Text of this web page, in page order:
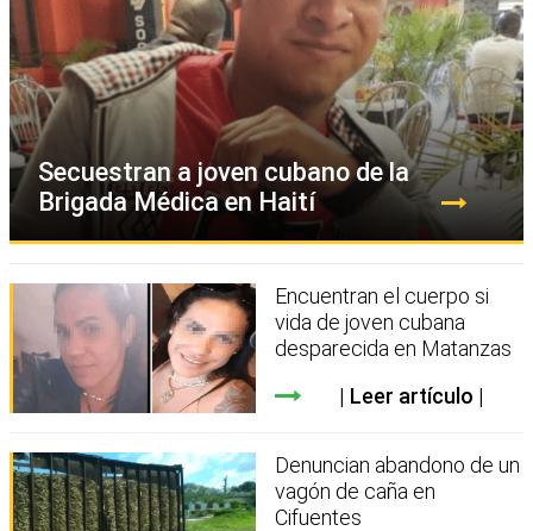
Secuestran a joven cubano de la
Brigada Médica en Haití
Encuentran el cuerpo si
vida de joven cubana
desparecida en Matanzas
Leer artículo
Denuncian abandono de un
vagón de caña en
Cifuentes